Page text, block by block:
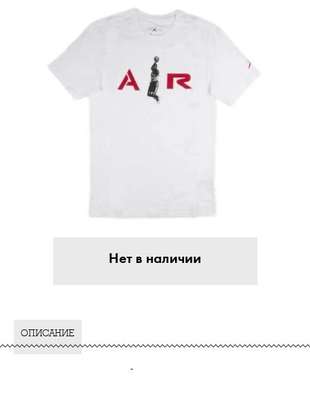
Нет в наличии
ОПИСАНИЕ
-